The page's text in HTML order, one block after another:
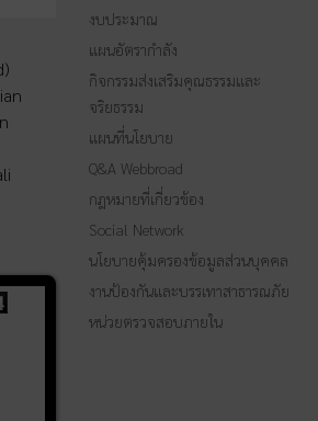
งบประมาณ
แผนอัตรากำลัง
กิจกรรมส่งเสริมคุณธรรมและ
จริยธรรม
แผนที่นโยบาย
Q&A Webbroad
กฎหมายที่เกี่ยวข้อง
Social Network
นโยบายคุ้มครองข้อมูลส่วนบุคคล
งานป้องกันและบรรเทาสาธารณภัย
หน่วยตรวจสอบภายใน